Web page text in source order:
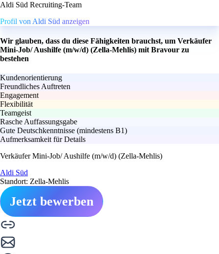
Aldi Süd Recruiting-Team
Profil von Aldi Süd anzeigen
Wir glauben, dass du diese Fähigkeiten brauchst, um Verkäufer
Mini-Job/ Aushilfe (m/w/d) (Zella-Mehlis) mit Bravour zu
bestehen
Kundenorientierung
Freundliches Auftreten
Engagement
Flexibilität
Teamgeist
Rasche Auffassungsgabe
Gute Deutschkenntnisse (mindestens B1)
Aufmerksamkeit für Details
Verkäufer Mini-Job/ Aushilfe (m/w/d) (Zella-Mehlis)
Aldi Süd
Standort: Zella-Mehlis
Jetzt bewerben